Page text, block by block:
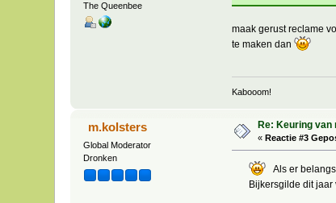
The Queenbee
maak gerust reclame
te maken dan
Kabooom!
m.kolsters
Global Moderator
Dronken
Re: Keuring van
«Reactie #3
Als er
Bijkersgilde dit jaar